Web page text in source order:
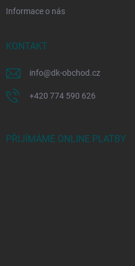
Informace o nás
KONTAKT
info@dk-obchod.cz
+420 774 590 626
PŘIJÍMÁME ONLINE PLATBY